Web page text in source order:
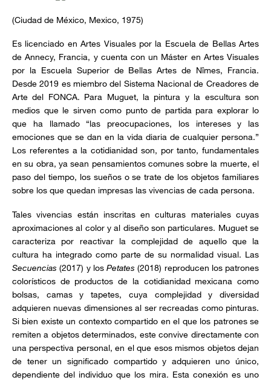
(Ciudad de México, Mexico, 1975)
Es licenciado en Artes Visuales por la Escuela de Bellas Artes
de Annecy, Francia, y cuenta con un Máster en Artes Visuales
por la Escuela Superior de Bellas Artes de Nîmes, Francia.
Desde 2019 es miembro del Sistema Nacional de Creadores de
Arte del FONCA. Para Muguet, la pintura y la escultura son
medios que le sirven como punto de partida para explorar lo
que ha llamado “las preocupaciones, los intereses y las
emociones que se dan en la vida diaria de cualquier persona.”
Los referentes a la cotidianidad son, por tanto, fundamentales
en su obra, ya sean pensamientos comunes sobre la muerte, el
paso del tiempo, los sueños o se trate de los objetos familiares
sobre los que quedan impresas las vivencias de cada persona.
Tales vivencias están inscritas en culturas materiales cuyas
aproximaciones al color y al diseño son particulares. Muguet se
caracteriza por reactivar la complejidad de aquello que la
cultura ha integrado como parte de su normalidad visual. Las
Secuencias (2017) y los Petates (2018) reproducen los patrones
colorísticos de productos de la cotidianidad mexicana como
bolsas, camas y tapetes, cuya complejidad y diversidad
adquieren nuevas dimensiones al ser recreadas como pinturas.
Si bien existe un contexto compartido en el que los patrones se
remiten a objetos determinados, este convive directamente con
una perspectiva personal, en el que esos mismos objetos dejan
de tener un significado compartido y adquieren uno único,
dependiente del individuo que los mira. Esta conexión es uno